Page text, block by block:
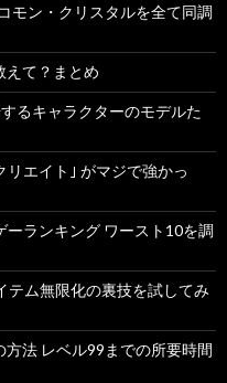
モン・クリスタルを全て同調
えて？まとめ
るキャラクターのモデルた
エイト｣ がマジで強かっ
ランキング ワースト10を調
テム無限化の裏技を試してみ
法 レベル99までの所要時間